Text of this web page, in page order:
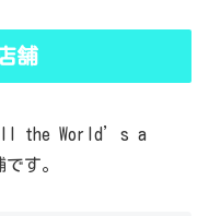
舗
All the World’s a
す。